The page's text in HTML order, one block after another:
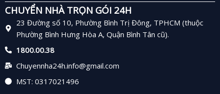
CHUYỂN NHÀ TRỌN GÓI 24H
23 Đường số 10, Phường Bình Trị Đông, TPHCM (thuộc
Phường Bình Hưng Hòa A, Quận Bình Tân cũ).
1800.00.38
Chuyennha24h.info@gmail.com
MST: 0317021496